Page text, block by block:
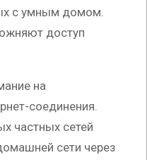
с умным домом.
доступ
на
соединения.
частных сетей
сети через